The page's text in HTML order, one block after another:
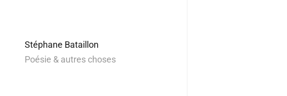
Stéphane Bataillon
Poésie & autres choses